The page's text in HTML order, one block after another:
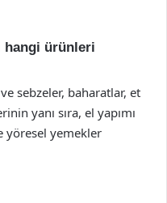
hangi ürünleri
sebzeler, baharatlar, et
yanı sıra, el yapımı
yöresel yemekler